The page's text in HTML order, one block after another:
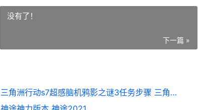
没有了！
下一篇 »
三角洲行动s7超感脑机鸦影之谜3任务步骤 三角洲最新版